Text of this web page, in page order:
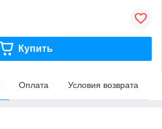
Купить
Оплата Условия возврата